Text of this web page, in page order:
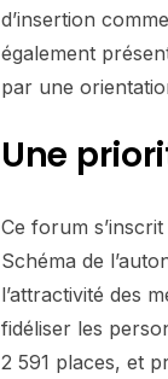
d’insertion
également
par une
Une
Ce forum
Schéma de
l’attractivité des
fidéliser les
2 591 places, et